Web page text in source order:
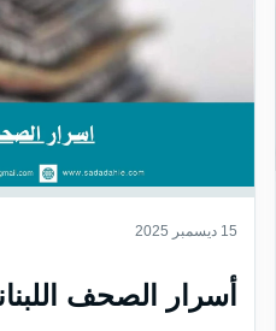
15 ديسمبر 2025